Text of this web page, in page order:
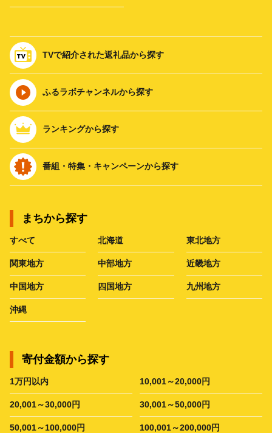
TVで紹介された返礼品から探す
ふるラボチャンネルから探す
ランキングから探す
番組・特集・キャンペーンから探す
まちから探す
すべて 北海道 東北地方
関東地方 中部地方 近畿地方
中国地方 四国地方 九州地方
沖縄
寄付金額から探す
1万円以内 10,001～20,000円
20,001～30,000円 30,001～50,000円
50,001～100,000円 100,001～200,000円